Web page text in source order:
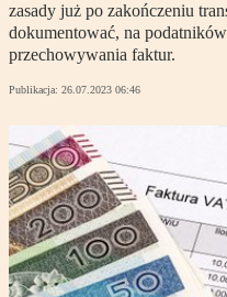
zasady już po zakończeniu
dokumentować, na
przechowywania faktur.
Publikacja: 26.07.2023 06:46